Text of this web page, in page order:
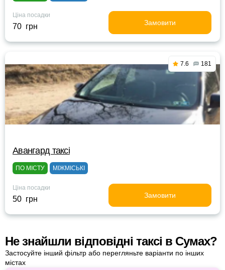
Ціна посадки
70 грн Замовити
7.6 181
Авангард таксі
ПО МІСТУ МІЖМІСЬКІ
Ціна посадки
50 грн Замовити
Не знайшли відповідні таксі в Сумах?
Застосуйте інший фільтр або перегляньте варіанти по інших
містах